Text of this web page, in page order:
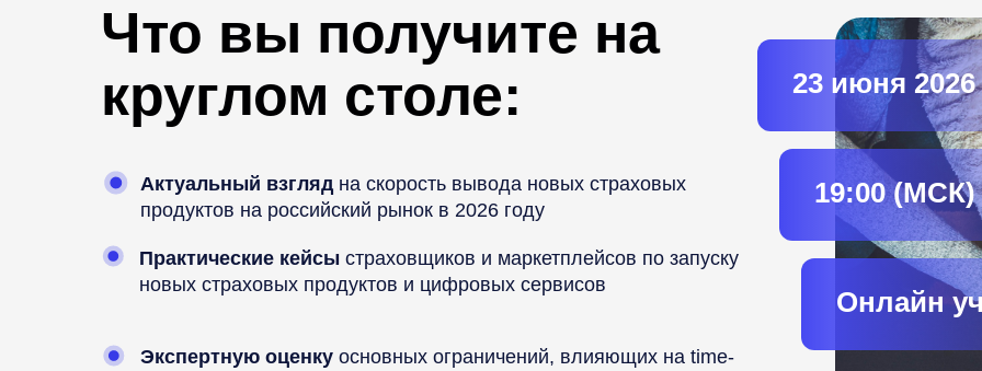
Что вы получите на
круглом столе:
Практические кейсы страховщиков и маркетплейсов по запуску
новых страховых продуктов и цифровых сервисов
Экспертную оценку основных ограничений, влияющих на time-
Актуальный взгляд на скорость вывода новых страховых
продуктов на российский рынок в 2026 году
Онлайн
19:00 (МСК)
23 июня 2026